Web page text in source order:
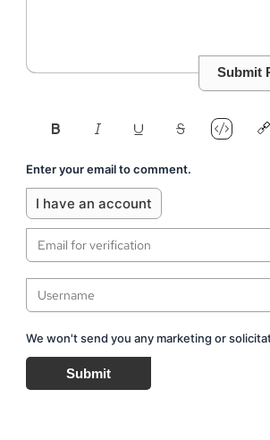
Submit
Enter your email to comment.
I have an account
We won't send you any marketing or
Submit